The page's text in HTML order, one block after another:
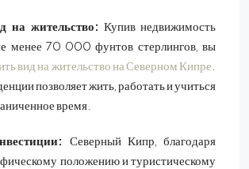
на жительство: Купив недвижимость
менее 70 000 фунтов стерлингов, вы
вид на жительство на Северном Кипре
позволяет жить, работать и учиться
время.
Северный Кипр, благодаря
положению и туристическому